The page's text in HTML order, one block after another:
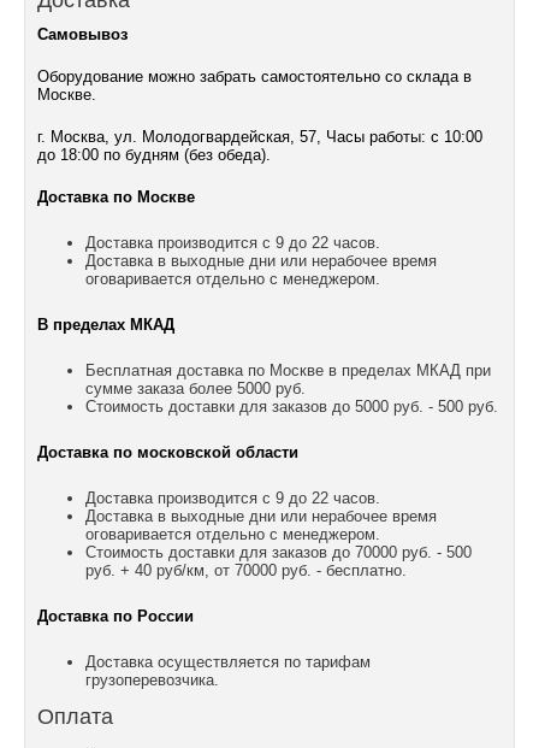
Самовывоз
Оборудование можно забрать самостоятельно со склада в
Москве.
г. Москва, ул. Молодогвардейская, 57, Часы работы: с 10:00
до 18:00 по будням (без обеда).
Доставка по Москве
Доставка производится с 9 до 22 часов.
Доставка в выходные дни или нерабочее время
оговаривается отдельно с менеджером.
В пределах МКАД
Бесплатная доставка по Москве в пределах МКАД при
сумме заказа более 5000 руб.
Стоимость доставки для заказов до 5000 руб. - 500 руб.
Доставка по московской области
Доставка производится с 9 до 22 часов.
Доставка в выходные дни или нерабочее время
оговаривается отдельно с менеджером.
Стоимость доставки для заказов до 70000 руб. - 500
руб. + 40 руб/км, от 70000 руб. - бесплатно.
Доставка по России
Доставка осуществляется по тарифам
грузоперевозчика.
Оплата